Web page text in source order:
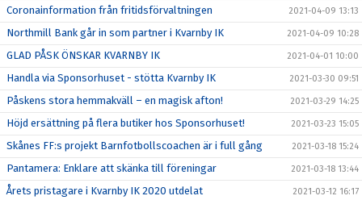
Coronainformation från fritidsförvaltningen 2021-04-09 13:13
Northmill Bank går in som partner i Kvarnby IK 2021-04-09 10:28
GLAD PÅSK ÖNSKAR KVARNBY IK 2021-04-01 10:00
Handla via Sponsorhuset - stötta Kvarnby IK 2021-03-30 09:51
Påskens stora hemmakväll – en magisk afton! 2021-03-29 14:25
Höjd ersättning på flera butiker hos Sponsorhuset! 2021-03-23 15:05
Skånes FF:s projekt Barnfotbollscoachen är i full gång 2021-03-18 15:24
Pantamera: Enklare att skänka till föreningar 2021-03-18 13:44
Årets pristagare i Kvarnby IK 2020 utdelat 2021-03-12 16:17